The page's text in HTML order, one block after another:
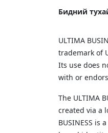
Бидний
ULTIMA
trademark of
Its use does
with or
The ULTIMA
created via a
BUSINESS is